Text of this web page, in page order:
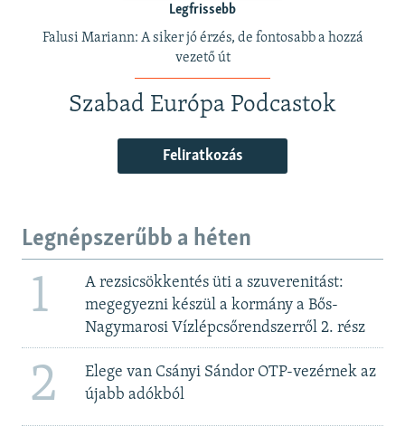
Legfrissebb
Falusi Mariann: A siker jó érzés, de fontosabb a hozzá
vezető út
Szabad Európa Podcastok
Feliratkozás
Legnépszerűbb a héten
1
A rezsicsökkentés üti a szuverenitást:
megegyezni készül a kormány a Bős-
Nagymarosi Vízlépcsőrendszerről 2. rész
2
Elege van Csányi Sándor OTP-vezérnek az
újabb adókból